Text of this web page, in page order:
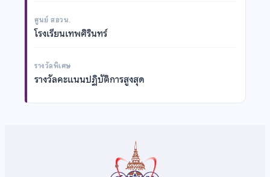
ศูนย์ สอวน.
โรงเรียนเทพศิรินทร์
รางวัลพิเศษ
รางวัลคะแนนปฏิบัติการสูงสุด